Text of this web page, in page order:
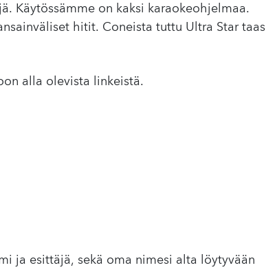
Käytössämme on kaksi karaokeohjelmaa.
hitit. Coneista tuttu Ultra Star taas
alla olevista linkeistä.
ja esittäjä, sekä oma nimesi alta löytyvään